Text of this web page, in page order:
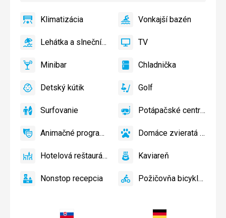
Klimatizácia
Klimatizácia
áno
VonkajšíVonkajší bazén
áno
Lehátka
slnečníky
bazéne
Lehátka a slnečníky pri bazéne zadarmo
áno TV TV
áno
Minibar,Minibar
áno Chladnička
Chladnička
áno
Detský
Detský
Detský kútik
áno Golf Golf
áno
Surfovanie
Surfovanie
áno
Potápačské
Potápačské centrum
áno
Animačné
Animačné programy
áno
Domáce
povolené
Domáce zvieratá povolené
áno
Hotelová
Hotelová reštaurácia
áno KaviareňKaviareň
áno
NonstopNonstop recepcia
áno
Požičovňa
Požičovňa bicyklov
áno